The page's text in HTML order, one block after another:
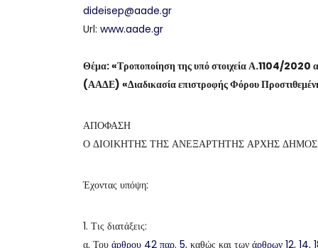
dideisep@aade.gr
Url: www.aade.gr
Θέμα: «Τροποποίηση της υπό στοιχεία Α.1104/2020
(ΑΑΔΕ) «Διαδικασία επιστροφής Φόρου
ΑΠΟΦΑΣΗ
Ο ΔΙΟΙΚΗΤΗΣ ΤΗΣ ΑΝΕΞΑΡΤΗΤΗΣ ΑΡΧΗΣ
Έχοντας υπόψη:
1. Τις διατάξεις:
α. Του άρθρου 42 παρ. 5, καθώς και των άρθρων 12, 14,